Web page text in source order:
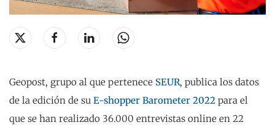
Geopost, grupo al que pertenece SEUR, publica los datos
de la edición de su E-shopper Barometer 2022 para el
que se han realizado 36.000 entrevistas online en 22